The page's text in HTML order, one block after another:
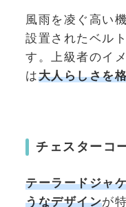
風雨を凌ぐ高い
設置されたベル
す。上級者のイ
は大人らしさを
チェスターコ
テーラードジャ
うなデザインが